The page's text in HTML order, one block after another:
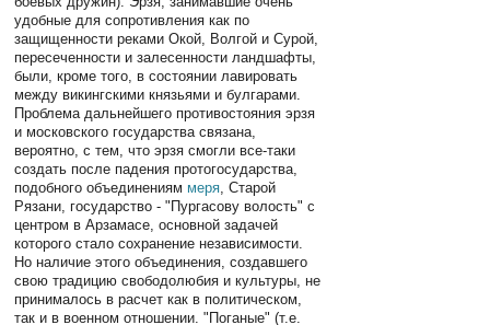
удобные для сопротивления как по
защищенности реками Окой, Волгой и Сурой,
пересеченности и залесенности ландшафты,
были, кроме того, в состоянии лавировать
между викингскими князьями и булгарами.
Проблема дальнейшего противостояния эрзя
и московского государства связана,
вероятно, с тем, что эрзя смогли все-таки
создать после падения протогосударства,
подобного объединениям меря , Старой
Рязани, государство - "Пургасову волость" с
центром в Арзамасе, основной задачей
которого стало сохранение независимости.
Но наличие этого объединения, создавшего
свою традицию свободолюбия и культуры, не
принималось в расчет как в политическом,
так и в военном отношении. "Поганые" (т.е.